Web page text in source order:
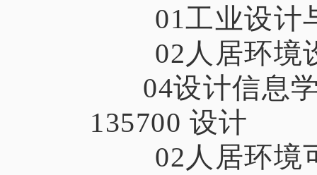
01工业设计
02人居环境
04设计信息
135700 设计
02人居环境